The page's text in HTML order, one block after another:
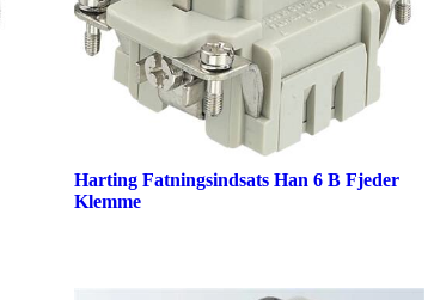
Harting Fatningsindsats Han 6 B Fjeder
Klemme